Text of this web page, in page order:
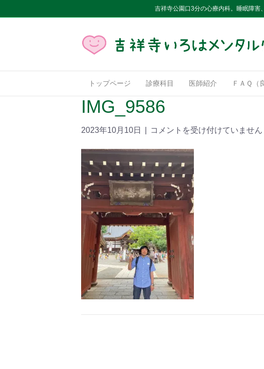
吉祥寺公園口3分の心療内科。睡眠障害
トップページ 診療科目 医師紹介 ＦＡＱ（
IMG_9586
2023年10月10日 コメントを受け付けていません